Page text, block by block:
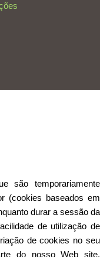
são temporariamente
(cookies baseados em
durar a sessão da
de utilização de
de cookies no seu
do nosso Web site.